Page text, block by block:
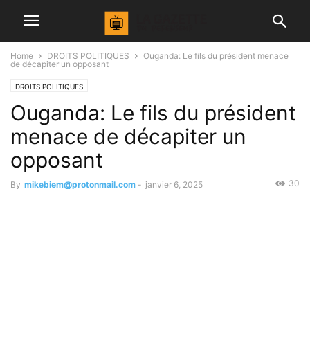
Home DROITS POLITIQUES
Ouganda: Le fils du président menace
de décapiter un opposant
DROITS POLITIQUES
Ouganda: Le fils du président
menace de décapiter un
opposant
By mikebiem@protonmail.com - janvier 6, 2025 30